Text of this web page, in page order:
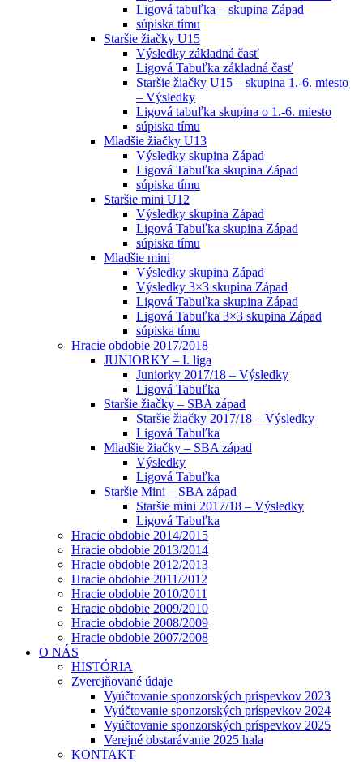
Ligová tabuľka – skupina Západ
súpiska tímu
Staršie žiačky U15
Výsledky základná časť
Ligová Tabuľka základná časť
Staršie žiačky U15 – skupina 1.-6. miesto
– Výsledky
Ligová tabuľka skupina o 1.-6. miesto
súpiska tímu
Mladšie žiačky U13
Výsledky skupina Západ
Ligová Tabuľka skupina Západ
súpiska tímu
Staršie mini U12
Výsledky skupina Západ
Ligová Tabuľka skupina Západ
súpiska tímu
Mladšie mini
Výsledky skupina Západ
Výsledky 3×3 skupina Západ
Ligová Tabuľka skupina Západ
Ligová Tabuľka 3×3 skupina Západ
súpiska tímu
Hracie obdobie 2017/2018
JUNIORKY – I. liga
Juniorky 2017/18 – Výsledky
Ligová Tabuľka
Staršie žiačky – SBA západ
Staršie žiačky 2017/18 – Výsledky
Ligová Tabuľka
Mladšie žiačky – SBA západ
Výsledky
Ligová Tabuľka
Staršie Mini – SBA západ
Staršie mini 2017/18 – Výsledky
Ligová Tabuľka
Hracie obdobie 2014/2015
Hracie obdobie 2013/2014
Hracie obdobie 2012/2013
Hracie obdobie 2011/2012
Hracie obdobie 2010/2011
Hracie obdobie 2009/2010
Hracie obdobie 2008/2009
Hracie obdobie 2007/2008
O NÁS
HISTÓRIA
Zverejňované údaje
Vyúčtovanie sponzorských príspevkov 2023
Vyúčtovanie sponzorských príspevkov 2024
Vyúčtovanie sponzorských príspevkov 2025
Verejné obstarávanie 2025 hala
KONTAKT